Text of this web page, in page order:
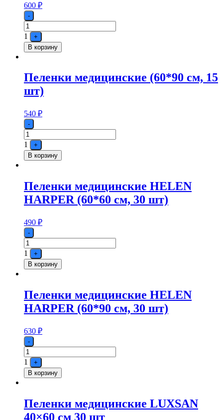
600 ₽
Quantity
-
1
+
В корзину
Пеленки медицинские (60*90 см, 15
шт)
540 ₽
Quantity
-
1
+
В корзину
Пеленки медицинские HELEN
HARPER (60*60 см, 30 шт)
490 ₽
Quantity
-
1
+
В корзину
Пеленки медицинские HELEN
HARPER (60*90 см, 30 шт)
630 ₽
Quantity
-
1
+
В корзину
Пеленки медицинские LUXSAN
40×60 см 30 шт